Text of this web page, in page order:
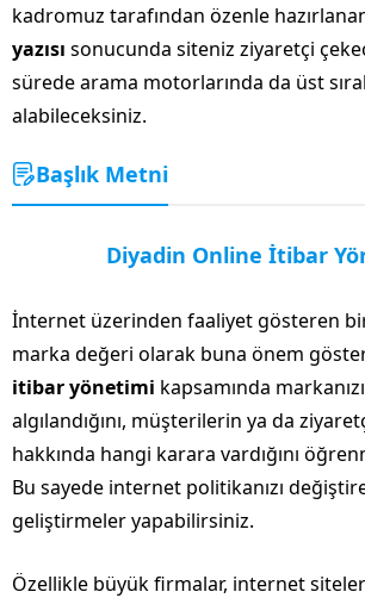
kadromuz tarafından özenle
yazısı sonucunda siteniz ziyaretçi
sürede arama motorlarında da üst
alabileceksiniz.
Başlık Metni
Diyadin Online İtibar
İnternet üzerinden faaliyet gösteren
marka değeri olarak buna önem
itibar yönetimi kapsamında
algılandığını, müşterilerin ya da
hakkında hangi karara vardığını
Bu sayede internet politikanızı
geliştirmeler yapabilirsiniz.
Özellikle büyük firmalar, internet